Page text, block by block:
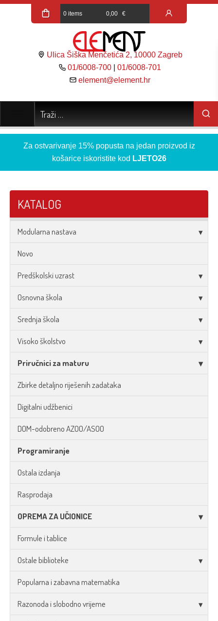
0 items 0,00 €
Ulica Šiška Menčetića 2, 10000 Zagreb
01/6008-700 |01/6008-701
element@element.hr
Za ostvarivanje 15% popusta na jedan proizvod iz
košarice iskoristite kod LJETO26
KATALOG
Modularna nastava
Novo
Predškolski uzrast
Osnovna škola
Srednja škola
Visoko školstvo
Priručnici za maturu
Zbirke detaljno riješenih zadataka
Digitalni udžbenici
DOM-odobreno AZOO/ASOO
Programiranje
Ostala izdanja
Rasprodaja
OPREMA ZA UČIONICE
Formule i tablice
Ostale biblioteke
Popularna i zabavna matematika
Razonoda i slobodno vrijeme